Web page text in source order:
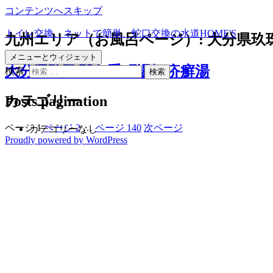
コンテンツへスキップ
トイレ交換、ネットで簡単、蛇口交換の水道HOME'S
メニューとウィジェット
検索:
カテゴリー
カテゴリーなし
九州エリア（お風呂ページ）:大分県玖
大分県玖珠郡九重町湯坪疥癬湯
Posts pagination
ページ1 ページ2 … ページ 140 次ページ
Proudly powered by WordPress